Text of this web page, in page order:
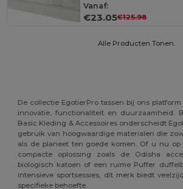
Vanaf:
€23.05€125.98
Alle Producten Tonen.
De collectie EgotierPro tassen bij ons
innovatie, functionaliteit en duurzaamheid.
Basic Kleding & Accessoires onderscheidt
gebruik van hoogwaardige materialen die
als de planeet ten goede komen. Of u nu
compacte oplossing zoals de Odisha
biologisch katoen of een ruime Puffer
intensieve sportsessies, dit merk biedt
specifieke behoefte.